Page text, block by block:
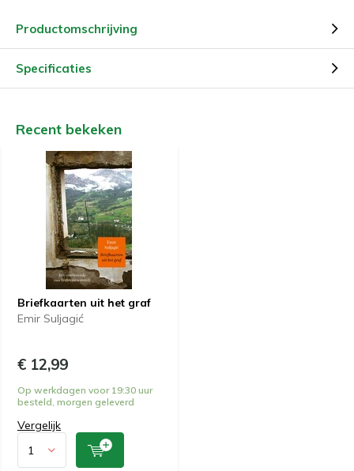
Productomschrijving
Specificaties
Recent bekeken
Briefkaarten uit het graf
Emir Suljagić
€ 12,99
Op werkdagen voor 19:30 uur
besteld, morgen geleverd
Vergelijk